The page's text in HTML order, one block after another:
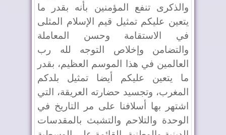
والذكرى تنفع المؤمنين بأنه بقدر ما
يتعين عليكم تمثيل قيم الإسلام المثلى
في الاستقامة وحسن المعاملة
والتضامن وإخلاص التوجه لله رب
العالمين في هذا الموسم العظيم، بقدر
ما يتعين عليكم أيضا تمثيل بلدكم
المغرب، وتجسيد حضارته العريقة، التي
اشتهر بها أسلافنا على مر التاريخ في
الوحدة والتلاحم والتشبث بالمقدسات